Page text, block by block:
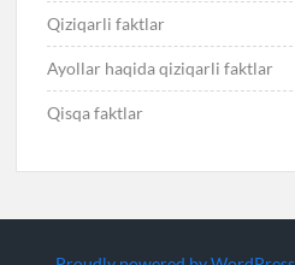
Qiziqarli faktlar
Ayollar haqida qiziqarli faktlar
Qisqa faktlar